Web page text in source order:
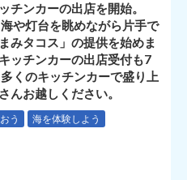
チンカーの出店を開始。
や灯台を眺めながら片手で
みタコス」の提供を始めま
ッチンカーの出店受付も7
くのキッチンカーで盛り上
んお越しください。
う
海を体験しよう